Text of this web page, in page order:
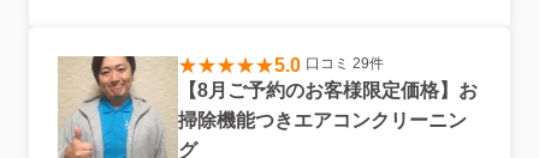
5.0 口コミ 29件
【8月ご予約のお客様限定価格】お
掃除機能つきエアコンクリーニン
グ